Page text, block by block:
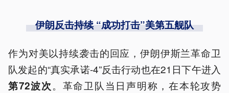
伊朗反击持续 “成功打击”美第五舰队
作为对美以持续袭击的回应，伊朗伊斯兰革命卫
队发起的“真实承诺-4”反击行动也在21日下午进入
第72波次。革命卫队当日声明称，在本轮攻势